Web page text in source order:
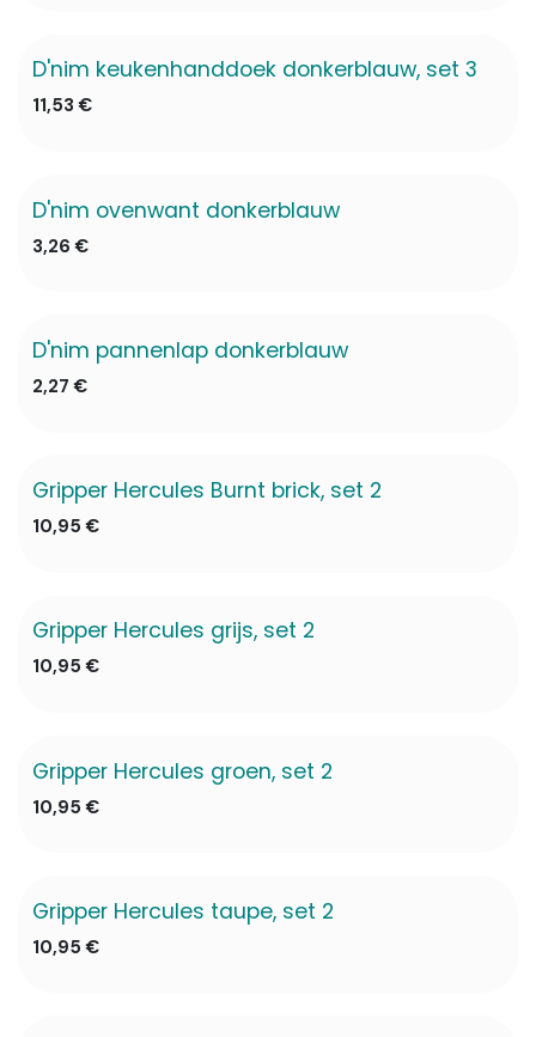
D'nim keukenhanddoek donkerblauw, set 3
11,53 €
✖ Niet op voorraad
D'nim ovenwant donkerblauw
3,26 €
D'nim pannenlap donkerblauw
2,27 €
Gripper Hercules Burnt brick, set 2
10,95 €
Gripper Hercules grijs, set 2
10,95 €
Gripper Hercules groen, set 2
10,95 €
Gripper Hercules taupe, set 2
10,95 €